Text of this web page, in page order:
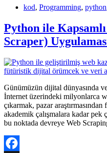
kod, Programming, python
Python ile Kapsamlı
Scraper)
Günümüzün dijital dünyasında
İnternet üzerindeki milyonlarca
çıkarmak, pazar
akademik çalışmalara kadar
bu noktada devreye Web